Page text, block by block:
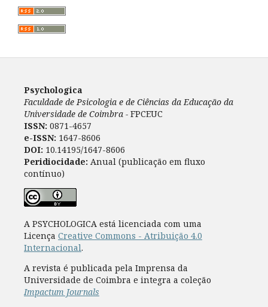
Psychologica
Faculdade de Psicologia e de Ciências da Educação da
Universidade de Coimbra - FPCEUC
ISSN: 0871-4657
e-ISSN: 1647-8606
DOI: 10.14195/1647-8606
Peridiocidade: Anual (publicação em fluxo
contínuo)
A PSYCHOLOGICA está licenciada com uma
Licença Creative Commons - Atribuição 4.0
Internacional.
A revista é publicada pela Imprensa da
Universidade de Coimbra e integra a coleção
Impactum Journals